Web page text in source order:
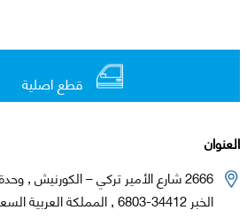
قطع اصلية
العنوان
2666 شارع الأمير تركي – الكورنيش , وحدة رقم 102
الخبر 34412-6803 , المملكة العربية السعودية